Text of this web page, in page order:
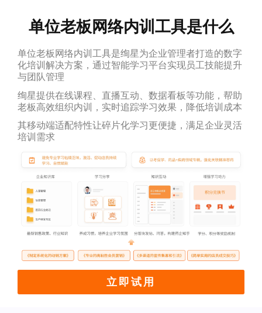
单位老板网络内训工具是什么
单位老板网络内训工具是绚星为企业管理者打造的数字
化培训解决方案，通过智能学习平台实现员工技能提升
与团队管理
绚星提供在线课程、直播互动、数据看板等功能，帮助
老板高效组织内训，实时追踪学习效果，降低培训成本
其移动端适配特性让碎片化学习更便捷，满足企业灵活
培训需求
立即试用